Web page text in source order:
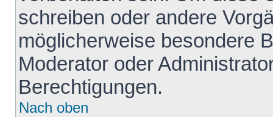
schreiben oder andere
möglicherweise besondere
Moderator oder
Berechtigungen.
Nach oben